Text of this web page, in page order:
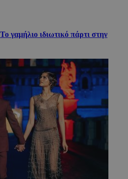
γαμήλιο ιδιωτικό πάρτι στην